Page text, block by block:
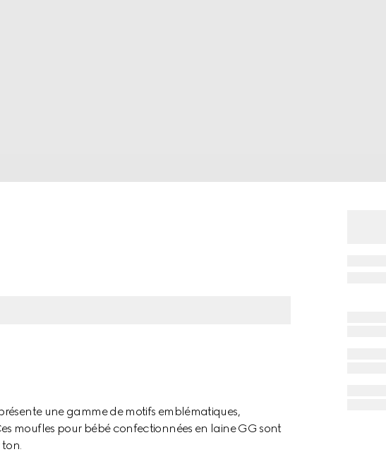
une gamme de motifs emblématiques,
moufles pour bébé confectionnées en laine GG sont
ton.